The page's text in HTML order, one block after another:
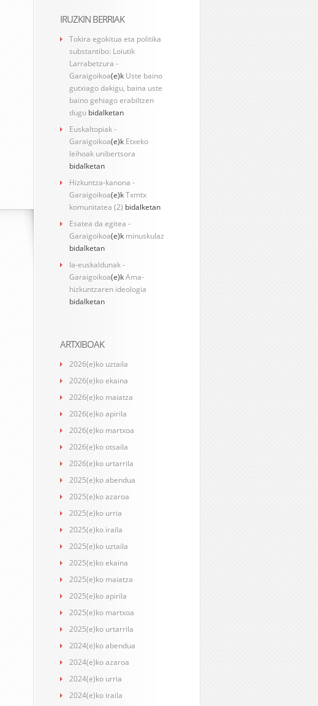
IRUZKIN BERRIAK
Tokira egokitua eta politika
substantibo: Loiutik
Larrabetzura -
Garaigoikoa(e)k Uste baino
gutxiago dakigu, baina uste
baino gehiago erabiltzen
dugu bidalketan
Euskaltopiak -
Garaigoikoa(e)k Etxeko
leihoak unibertsora
bidalketan
Hizkuntza-kanona -
Garaigoikoa(e)kTxmtx
komunitatea (2) bidalketan
Esatea da egitea -
Garaigoikoa(e)k minuskulaz
bidalketan
Ia-euskaldunak -
Garaigoikoa(e)kAma-
hizkuntzaren ideologia
bidalketan
ARTXIBOAK
2026(e)ko uztaila
2026(e)ko ekaina
2026(e)ko maiatza
2026(e)ko apirila
2026(e)ko martxoa
2026(e)ko otsaila
2026(e)ko urtarrila
2025(e)ko abendua
2025(e)ko azaroa
2025(e)ko urria
2025(e)ko iraila
2025(e)ko uztaila
2025(e)ko ekaina
2025(e)ko maiatza
2025(e)ko apirila
2025(e)ko martxoa
2025(e)ko urtarrila
2024(e)ko abendua
2024(e)ko azaroa
2024(e)ko urria
2024(e)ko iraila